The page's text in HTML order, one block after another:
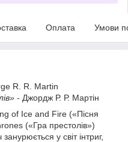
Оплата Умови
R. R. Martin
- Джордж Р. Р. Мартін
of Ice and Fire («Пісня
(«Гра престолів»)
у світ інтриг,